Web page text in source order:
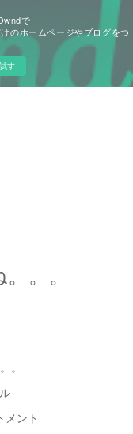
で
のホームページやブログをつ
す
。。
。
メント